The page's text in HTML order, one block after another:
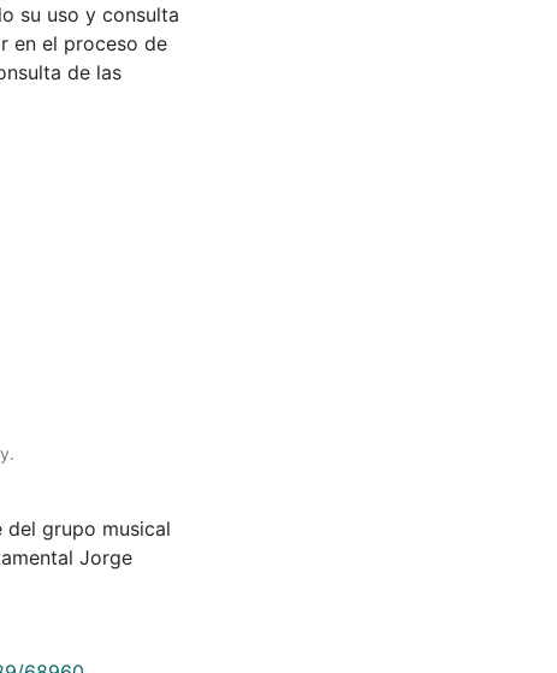
su uso y consulta
en el proceso de
de las
grupo musical
Jorge